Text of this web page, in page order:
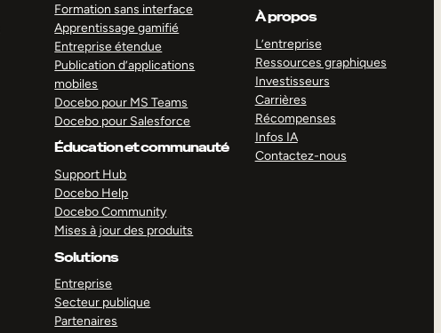
Formation sans interface
Apprentissage gamifié
Entreprise étendue
Publication d’applications
mobiles
Docebo pour MS Teams
Docebo pour Salesforce
Éducation et communauté
Support Hub
Docebo Help
Docebo Community
Mises à jour des produits
Solutions
Entreprise
Secteur publique
Partenaires
À propos
L’entreprise
Ressources graphiques
Investisseurs
Carrières
Récompenses
Infos IA
Contactez-nous